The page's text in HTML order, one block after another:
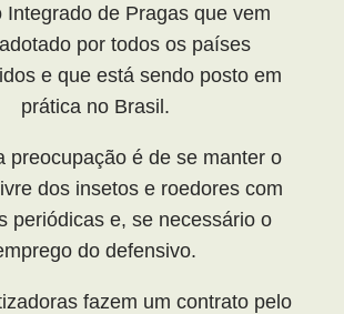
Integrado de Pragas que vem
por todos os países
e que está sendo posto em
prática no Brasil.
preocupação é de se manter o
dos insetos e roedores com
periódicas e, se necessário o
do defensivo.
fazem um contrato pelo